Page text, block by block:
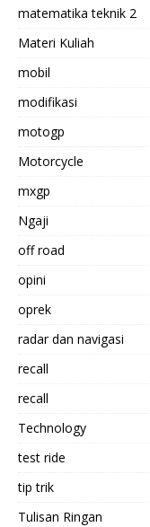
matematika teknik 2
Materi Kuliah
mobil
modifikasi
motogp
Motorcycle
mxgp
Ngaji
off road
opini
oprek
radar dan navigasi
recall
recall
Technology
test ride
tip trik
Tulisan Ringan